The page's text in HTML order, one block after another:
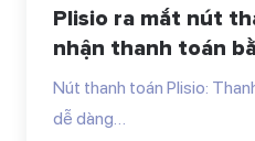
Plisio ra mắt nút
nhận thanh toán
Nút thanh toán Plisio:
dễ dàng…